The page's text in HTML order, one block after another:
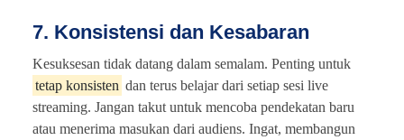
7. Konsistensi dan Kesabaran
Kesuksesan tidak datang dalam semalam. Penting untuk
tetap konsisten dan terus belajar dari setiap sesi live
streaming. Jangan takut untuk mencoba pendekatan baru
atau menerima masukan dari audiens. Ingat, membangun